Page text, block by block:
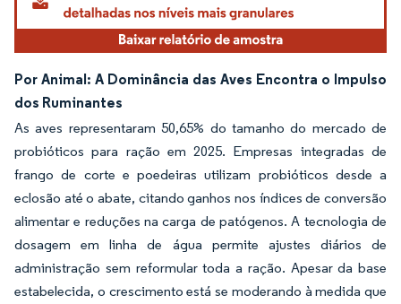
Por Animal: A Dominância das Aves Encontra o Impulso
dos Ruminantes
As aves representaram 50,65% do tamanho do mercado de
probióticos para ração em 2025. Empresas integradas de
frango de corte e poedeiras utilizam probióticos desde a
eclosão até o abate, citando ganhos nos índices de conversão
alimentar e reduções na carga de patógenos. A tecnologia de
dosagem em linha de água permite ajustes diários de
administração sem reformular toda a ração. Apesar da base
estabelecida, o crescimento está se moderando à medida que